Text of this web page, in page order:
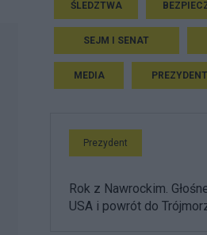
ŚLEDZTWA
SEJM I SENAT
MEDIA PREZYDENT
Prezydent
Rok z Nawrockim.
USA i powrót do